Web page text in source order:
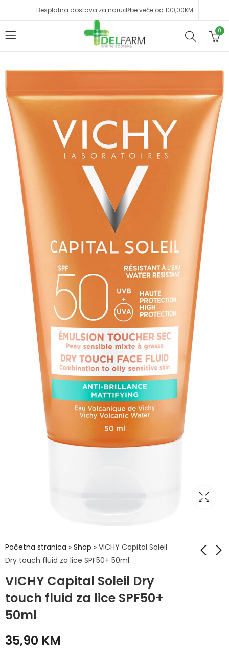
Besplatna dostava za narudžbe veće od 100,00KM
0
Početna stranica » Shop » VICHY Capital Soleil
Dry touch fluid za lice SPF50+ 50ml
VICHY Capital Soleil Dry
touch fluid za lice SPF50+
50ml
VICHY Capital Soleil
Krema za zaštitu od
sunca s anti-age
Vodica za zaštitu od
35,90 KM